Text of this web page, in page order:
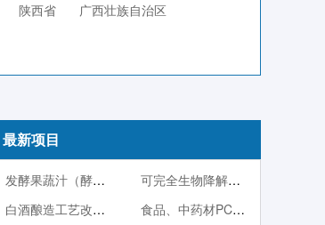
陕西省
广西壮族自治区
最新项目
发酵果蔬汁（酵素）系列产品
可完全生物降解塑料PBS
白酒酿造工艺改良技术
食品、中药材PCR快检技术